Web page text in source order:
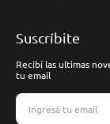
Suscríbite
Recibí las ultimas
tu email